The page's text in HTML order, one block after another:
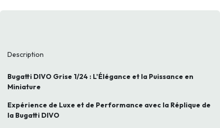
Description
Bugatti DIVO Grise 1/24 : L'Élégance et la Puissance en
Miniature
Expérience de Luxe et de Performance avec la Réplique de
la Bugatti DIVO